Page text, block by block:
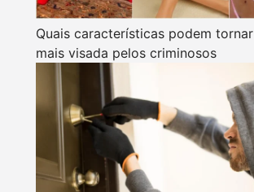
Quais características podem
mais visada pelos criminosos